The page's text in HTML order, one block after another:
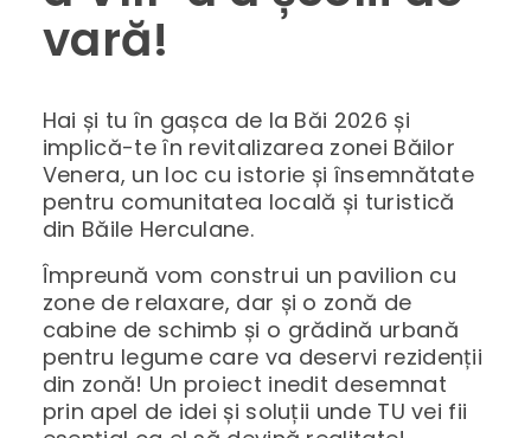
vară!
Hai și tu în gașca de la Băi 2026 și
implică-te în revitalizarea zonei Băilor
Venera, un loc cu istorie și însemnătate
pentru comunitatea locală și turistică
din Băile Herculane.
Împreună vom construi un pavilion cu
zone de relaxare, dar și o zonă de
cabine de schimb și o grădină urbană
pentru legume care va deservi rezidenții
din zonă! Un proiect inedit desemnat
prin apel de idei și soluții unde TU vei fii